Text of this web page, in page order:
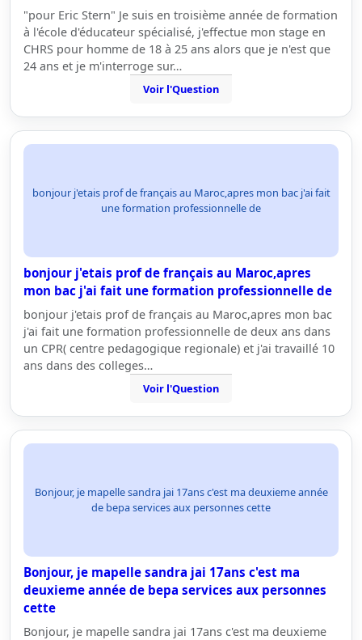
"pour Eric Stern" Je suis en troisième année de formation
à l'école d'éducateur spécialisé, j'effectue mon stage en
CHRS pour homme de 18 à 25 ans alors que je n'est que
24 ans et je m'interroge sur…
Voir l'Question
bonjour j'etais prof de français au Maroc,apres mon bac j'ai fait
une formation professionnelle de
bonjour j'etais prof de français au Maroc,apres
mon bac j'ai fait une formation professionnelle de
bonjour j'etais prof de français au Maroc,apres mon bac
j'ai fait une formation professionnelle de deux ans dans
un CPR( centre pedagogique regionale) et j'ai travaillé 10
ans dans des colleges…
Voir l'Question
Bonjour, je mapelle sandra jai 17ans c'est ma deuxieme année
de bepa services aux personnes cette
Bonjour, je mapelle sandra jai 17ans c'est ma
deuxieme année de bepa services aux personnes
cette
Bonjour, je mapelle sandra jai 17ans c'est ma deuxieme